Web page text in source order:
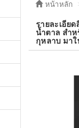
หน้าหลัก
รายละเอีย
น้ำตาล สำห
กุหลาบ มาใ